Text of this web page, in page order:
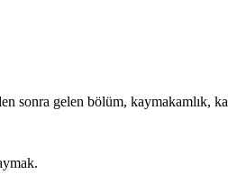
sonra gelen bölüm, kaymakamlık,